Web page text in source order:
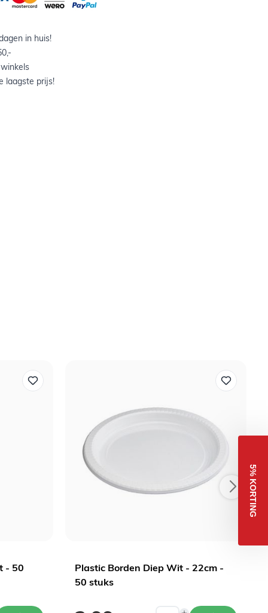
in huis!
laagste prijs!
- 50
Plastic Borden Diep Wit - 22cm -
50 stuks
5% KORTING